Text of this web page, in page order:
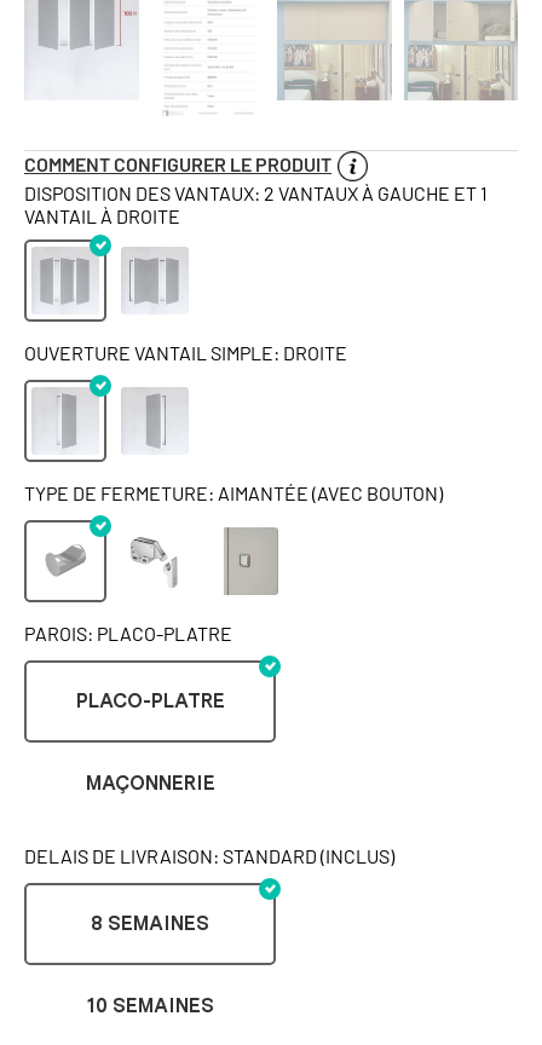
COMMENT CONFIGURER LE PRODUIT
DISPOSITION DES VANTAUX: 2 VANTAUX À GAUCHE ET 1
VANTAIL À DROITE
OUVERTURE VANTAIL SIMPLE: DROITE
TYPE DE FERMETURE: AIMANTÉE (AVEC BOUTON)
PAROIS: PLACO-PLATRE
PLACO-PLATRE
MAÇONNERIE
DELAIS DE LIVRAISON: STANDARD (INCLUS)
8 SEMAINES
10 SEMAINES